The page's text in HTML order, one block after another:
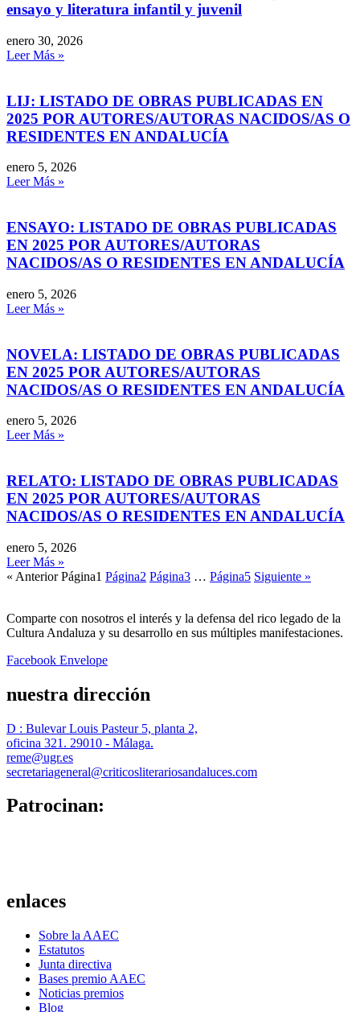
ensayo y literatura infantil y juvenil
enero 30, 2026
Leer Más »
LIJ: LISTADO DE OBRAS PUBLICADAS EN
2025 POR AUTORES/AUTORAS NACIDOS/AS O
RESIDENTES EN ANDALUCÍA
enero 5, 2026
Leer Más »
ENSAYO: LISTADO DE OBRAS PUBLICADAS
EN 2025 POR AUTORES/AUTORAS
NACIDOS/AS O RESIDENTES EN ANDALUCÍA
enero 5, 2026
Leer Más »
NOVELA: LISTADO DE OBRAS PUBLICADAS
EN 2025 POR AUTORES/AUTORAS
NACIDOS/AS O RESIDENTES EN ANDALUCÍA
enero 5, 2026
Leer Más »
RELATO: LISTADO DE OBRAS PUBLICADAS
EN 2025 POR AUTORES/AUTORAS
NACIDOS/AS O RESIDENTES EN ANDALUCÍA
enero 5, 2026
Leer Más »
« Anterior Página1 Página2 Página3 … Página5 Siguiente »
Comparte con nosotros el interés y la defensa del rico legado de la
Cultura Andaluza y su desarrollo en sus múltiples manifestaciones.
Facebook Envelope
nuestra dirección
D : Bulevar Louis Pasteur 5, planta 2,
oficina 321. 29010 - Málaga.
reme@ugr.es
secretariageneral@criticosliterariosandaluces.com
Patrocinan:
enlaces
Sobre la AAEC
Estatutos
Junta directiva
Bases premio AAEC
Noticias premios
Blog